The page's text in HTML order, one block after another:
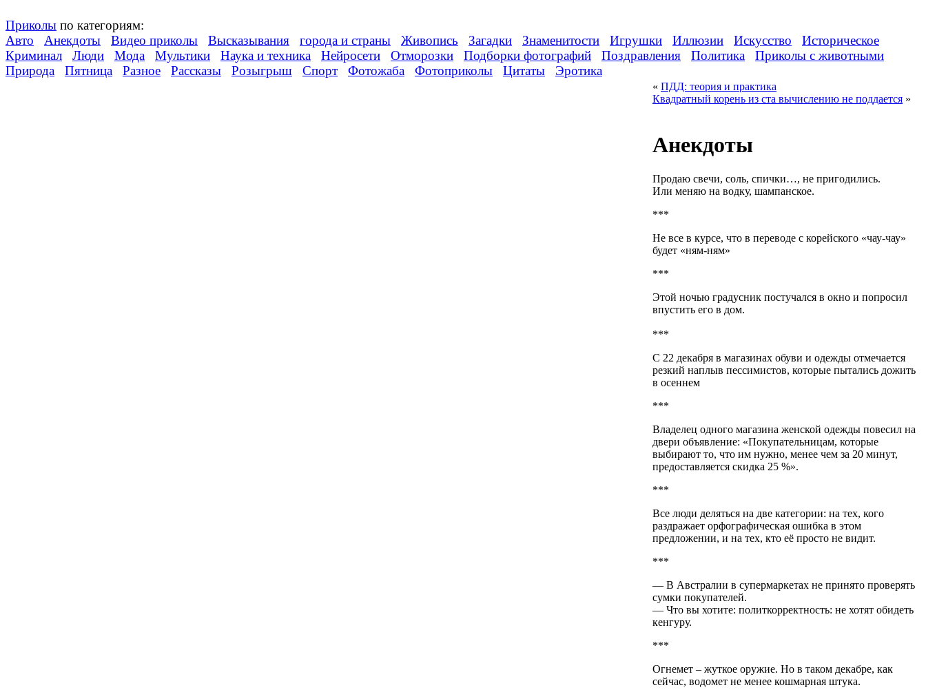
Приколы по категориям:
Авто
Анекдоты Видео приколы Высказывания города и страны Живопись Загадки Знаменитости Игрушки Иллюзии Искусство
Историческое
Криминал
Люди Мода Мультики Наука и техника Нейросети Отморозки Подборки фотографий Поздравления Политика
Приколы с животными
Природа
Пятница Разное Рассказы Розыгрыш Спорт Фотожаба Фотоприколы Цитаты Эротика
« ПДД: теория и практика
Квадратный корень из ста вычислению не поддается »
Анекдоты
Продаю свечи, соль, спички…, не пригодились.
Или меняю на водку, шампанское.
***
Не все в курсе, что в переводе с корейского «чау-чау»
будет «ням-ням»
***
Этой ночью градусник постучался в окно и попросил
впустить его в дом.
***
С 22 декабря в магазинах обуви и одежды отмечается
резкий наплыв пессимистов, которые пытались дожить
в осеннем
***
Владелец одного магазина женской одежды повесил на
двери объявление: «Покупательницам, которые
выбирают то, что им нужно, менее чем за 20 минут,
предоставляется скидка 25 %».
***
Все люди деляться на две категории: на тех, кого
раздражает орфографическая ошибка в этом
предложении, и на тех, кто её просто не видит.
***
— В Австралии в супермаркетах не принято проверять
сумки покупателей.
— Что вы хотите: политкорректность: не хотят обидеть
кенгуру.
***
Огнемет – жуткое оружие. Но в таком декабре, как
сейчас, водомет не менее кошмарная штука.